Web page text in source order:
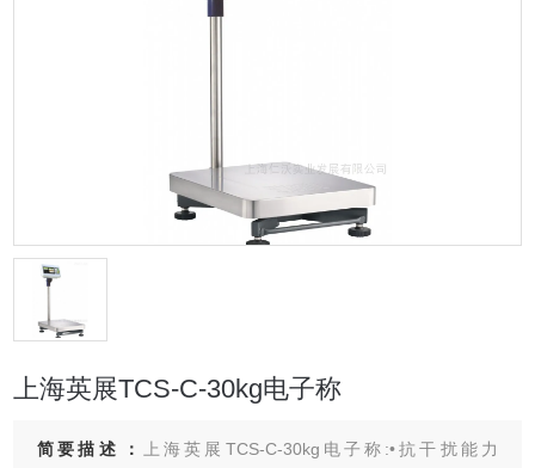
上海英展TCS-C-30kg电子称
简要描述：
上海英展TCS-C-30kg电子称:•抗干扰能力